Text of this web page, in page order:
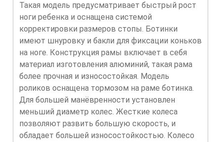
Такая модель предусматривает быстрый рост
ноги ребенка и оснащена системой
корректировки размеров стопы. Ботинки
имеют шнуровку и бакли для фиксации коньков
на ноге. Конструкция рамы включает в себя
материал изготовления алюминий, такая рама
более прочная и износостойкая. Модель
роликов оснащена тормозом на раме ботинка.
Для большей манёвренности установлен
меньший диаметр колес. Жесткие колеса
позволяют развить большую скорость, и
обладает большей износостойкостью. Колесо